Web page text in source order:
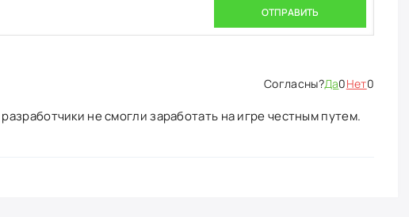
ОТПРАВИТЬ
Да0Нет0
не смогли заработать на игре честным путем.